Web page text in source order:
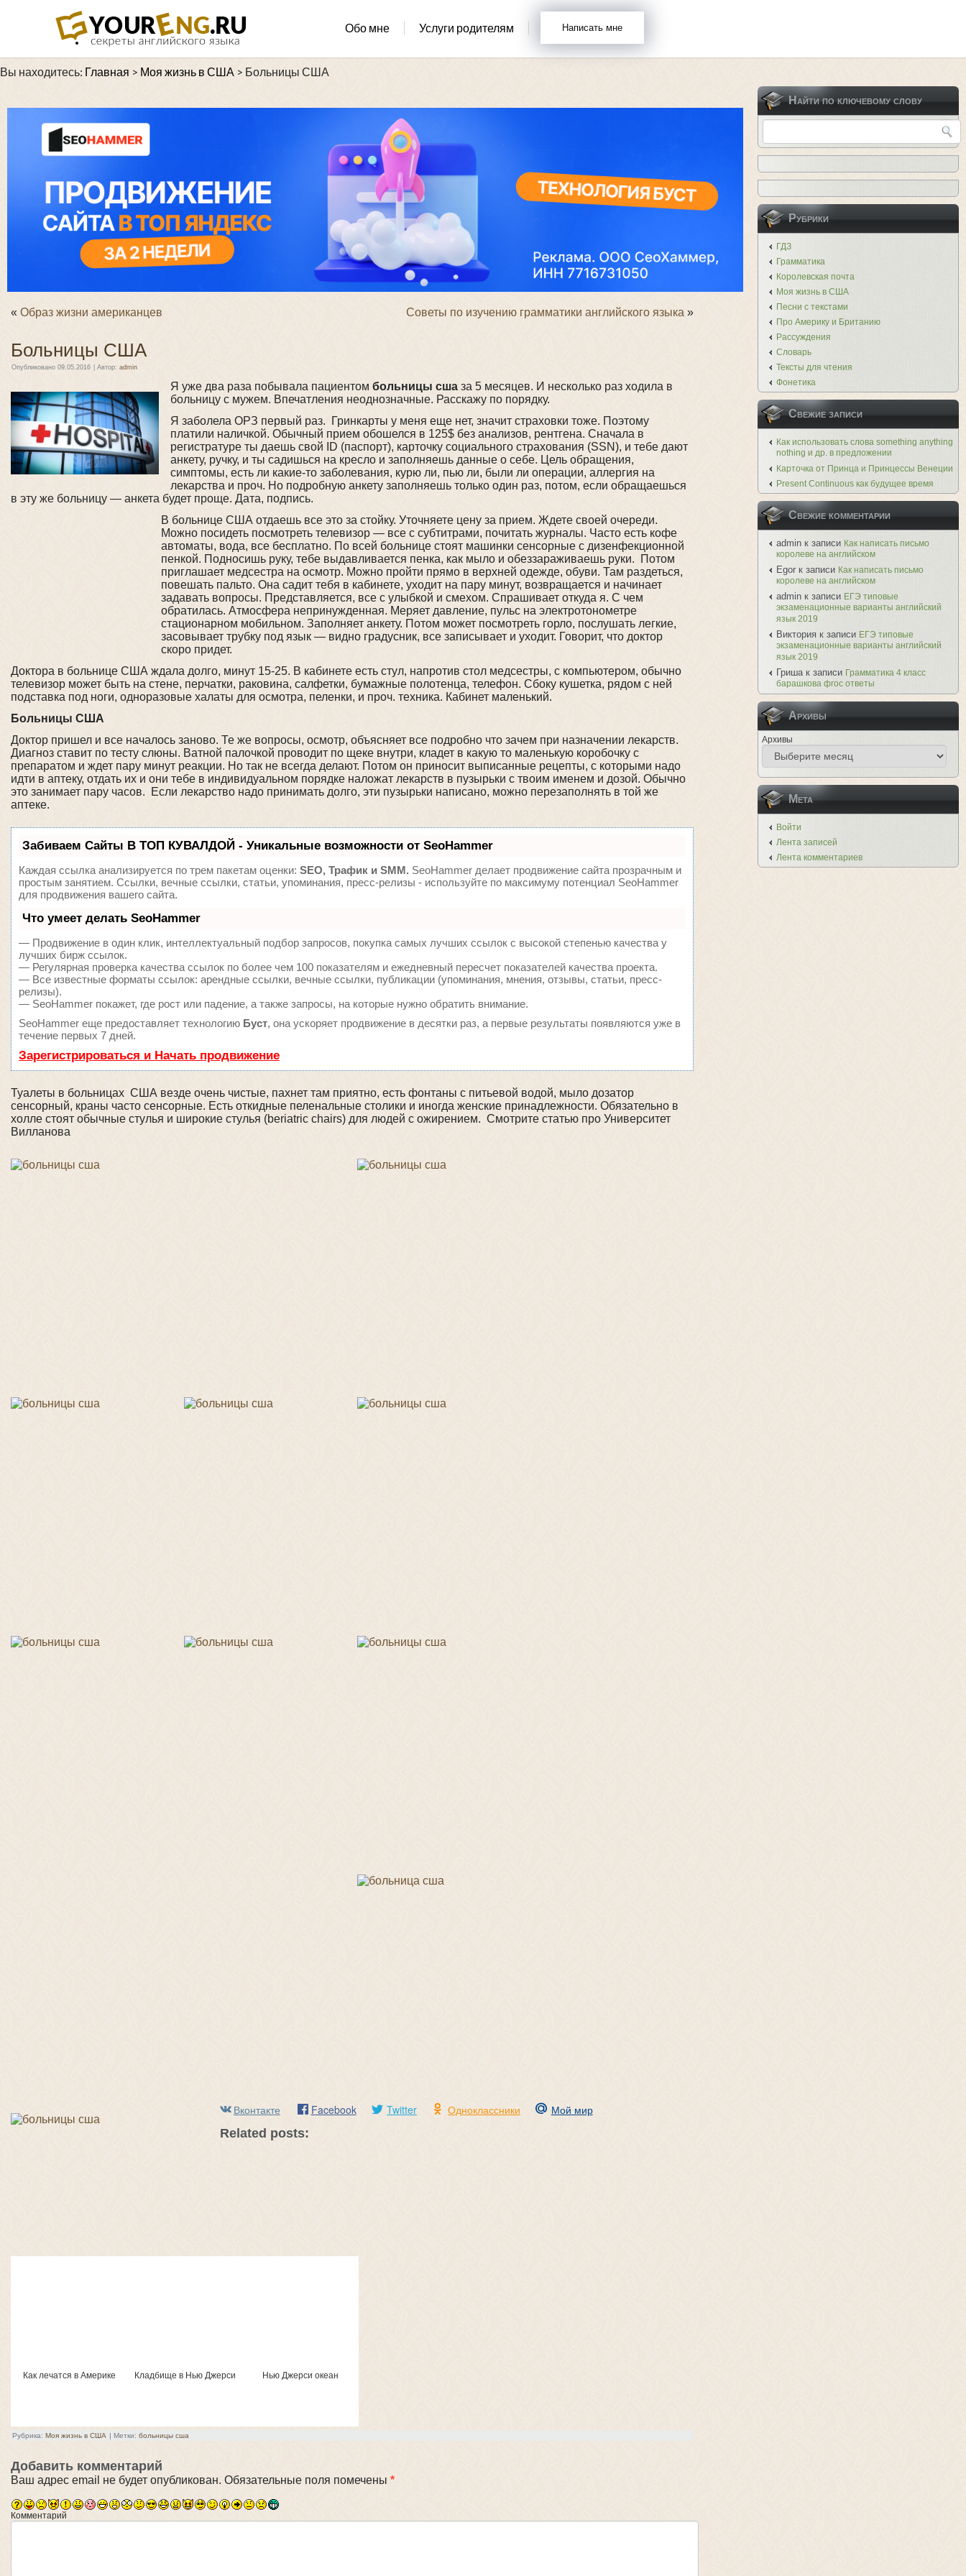
Обо мне Услуги родителям Написать мне
Вы находитесь: Главная > Моя жизнь в США > Больницы США
« Образ жизни американцев Советы по изучению грамматики английского языка »
Больницы США
Опубликовано 09.05.2016 Автор: admin
Я уже два раза побывала пациентом больницы сша за 5 месяцев. И несколько раз ходила в
больницу с мужем. Впечатления неоднозначные. Расскажу по порядку.
Я заболела ОРЗ первый раз. Гринкарты у меня еще нет, значит страховки тоже. Поэтому
платили наличкой. Обычный прием обошелся в 125$ без анализов, рентгена. Сначала в
регистратуре ты даешь свой ID (паспорт), карточку социального страхования (SSN), и тебе дают
анкету, ручку, и ты садишься на кресло и заполняешь данные о себе. Цель обращения,
симптомы, есть ли какие-то заболевания, курю ли, пью ли, были ли операции, аллергия на
лекарства и проч. Но подробную анкету заполняешь только один раз, потом, если обращаешься
в эту же больницу — анкета будет проще. Дата, подпись.
В больнице США отдаешь все это за стойку. Уточняете цену за прием. Ждете своей очереди.
Можно посидеть посмотреть телевизор — все с субтитрами, почитать журналы. Часто есть кофе
автоматы, вода, все бесплатно. По всей больнице стоят машинки сенсорные с дизенфекционной
пенкой. Подносишь руку, тебе выдавливается пенка, как мыло и обеззараживаешь руки. Потом
приглашает медсестра на осмотр. Можно пройти прямо в верхней одежде, обуви. Там раздеться,
повешать пальто. Она садит тебя в кабинете, уходит на пару минут, возвращается и начинает
задавать вопросы. Представляется, все с улыбкой и смехом. Спрашивает откуда я. С чем
обратилась. Атмосфера непринужденная. Меряет давление, пульс на электротонометре
стационарном мобильном. Заполняет анкету. Потом может посмотреть горло, послушать легкие,
засовывает трубку под язык — видно градусник, все записывает и уходит. Говорит, что доктор
скоро придет.
Доктора в больнице США ждала долго, минут 15-25. В кабинете есть стул, напротив стол медсестры, с компьютером, обычно
телевизор может быть на стене, перчатки, раковина, салфетки, бумажные полотенца, телефон. Сбоку кушетка, рядом с ней
подставка под ноги, одноразовые халаты для осмотра, пеленки, и проч. техника. Кабинет маленький.
Больницы США
Доктор пришел и все началось заново. Те же вопросы, осмотр, объясняет все подробно что зачем при назначении лекарств.
Диагноз ставит по тесту слюны. Ватной палочкой проводит по щеке внутри, кладет в какую то маленькую коробочку с
препаратом и ждет пару минут реакции. Но так не всегда делают. Потом он приносит выписанные рецепты, с которыми надо
идти в аптеку, отдать их и они тебе в индивидуальном порядке наложат лекарств в пузырьки с твоим именем и дозой. Обычно
это занимает пару часов. Если лекарство надо принимать долго, эти пузырьки написано, можно перезаполнять в той же
аптеке.
Забиваем Сайты В ТОП КУВАЛДОЙ - Уникальные возможности от SeoHammer
Каждая ссылка анализируется по трем пакетам оценки: SEO, Трафик и SMM. SeoHammer делает продвижение сайта прозрачным и
простым занятием. Ссылки, вечные ссылки, статьи, упоминания, пресс-релизы - используйте по максимуму потенциал SeoHammer
для продвижения вашего сайта.
Что умеет делать SeoHammer
— Продвижение в один клик, интеллектуальный подбор запросов, покупка самых лучших ссылок с высокой степенью качества у
лучших бирж ссылок.
— Регулярная проверка качества ссылок по более чем 100 показателям и ежедневный пересчет показателей качества проекта.
— Все известные форматы ссылок: арендные ссылки, вечные ссылки, публикации (упоминания, мнения, отзывы, статьи, пресс-
релизы).
— SeoHammer покажет, где рост или падение, а также запросы, на которые нужно обратить внимание.
SeoHammer еще предоставляет технологию Буст, она ускоряет продвижение в десятки раз, а первые результаты появляются уже в
течение первых 7 дней.
Зарегистрироваться и Начать продвижение
Туалеты в больницах США везде очень чистые, пахнет там приятно, есть фонтаны с питьевой водой, мыло дозатор
сенсорный, краны часто сенсорные. Есть откидные пеленальные столики и иногда женские принадлежности. Обязательно в
холле стоят обычные стулья и широкие стулья (beriatric chairs) для людей с ожирением. Смотрите статью про Университет
Вилланова
Вконтакте Facebook Twitter Одноклассники
Мой мир
Related posts:
Как лечатся в Америке Кладбище в Нью Джерси Нью Джерси океан
Рубрика: Моя жизнь в США | Метки: больницы сша
Добавить комментарий
Ваш адрес email не будет опубликован. Обязательные поля помечены *
Комментарий
Найти по ключевому слову
Рубрики
ГДЗ
Грамматика
Королевская почта
Моя жизнь в США
Песни с текстами
Про Америку и Британию
Рассуждения
Словарь
Тексты для чтения
Фонетика
Свежие записи
Как использовать слова something anything
nothing и др. в предложении
Карточка от Принца и Принцессы Венеции
Present Continuous как будущее время
Свежие комментарии
admin к записи Как написать письмо
королеве на английском
Egor к записи Как написать письмо
королеве на английском
admin к записи ЕГЭ типовые
экзаменационные варианты английский
язык 2019
Виктория к записи ЕГЭ типовые
экзаменационные варианты английский
язык 2019
Гришак записи Грамматика 4 класс
барашкова фгос ответы
Архивы
Архивы
Мета
Войти
Лента записей
Лента комментариев